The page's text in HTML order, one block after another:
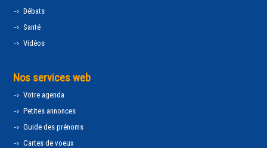
Débats
Santé
Vidéos
Nos services web
Votre agenda
Petites annonces
Guide des prénoms
Cartes de voeux